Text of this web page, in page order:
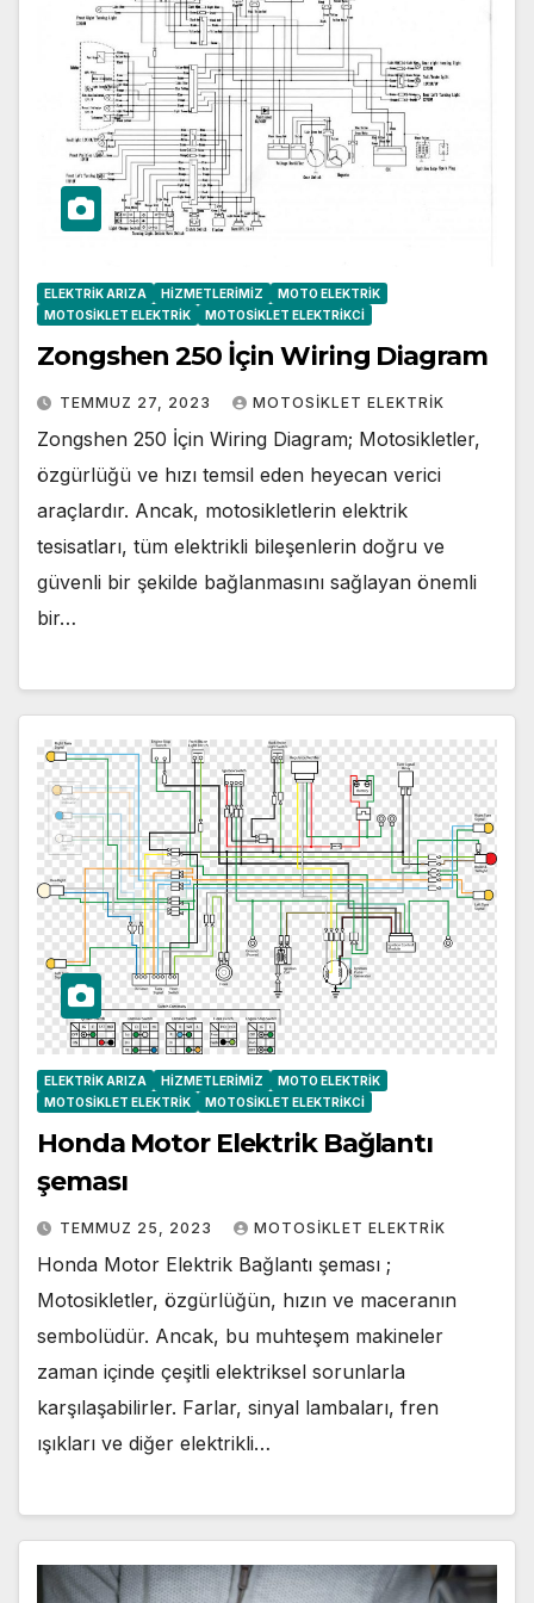
ELEKTRIK ARIZA HIZMETLERIMIZ
MOTO ELEKTRIK
MOTOSIKLET ELEKTRIK
MOTOSIKLET ELEKTRIKCI
Zongshen 250 İçin Wiring Diagram
TEMMUZ 27, 2023 MOTOSIKLET ELEKTRIK
Zongshen 250 İçin Wiring Diagram; Motosikletler,
özgürlüğü ve hızı temsil eden heyecan verici
araçlardır. Ancak, motosikletlerin elektrik
tesisatları, tüm elektrikli bileşenlerin doğru ve
güvenli bir şekilde bağlanmasını sağlayan önemli
bir…
ELEKTRIK ARIZA HIZMETLERIMIZ
MOTO ELEKTRIK
MOTOSIKLET ELEKTRIK
MOTOSIKLET ELEKTRIKCI
Honda Motor Elektrik Bağlantı
şeması
TEMMUZ 25, 2023 MOTOSIKLET ELEKTRIK
Honda Motor Elektrik Bağlantı şeması ;
Motosikletler, özgürlüğün, hızın ve maceranın
sembolüdür. Ancak, bu muhteşem makineler
zaman içinde çeşitli elektriksel sorunlarla
karşılaşabilirler. Farlar, sinyal lambaları, fren
ışıkları ve diğer elektrikli…